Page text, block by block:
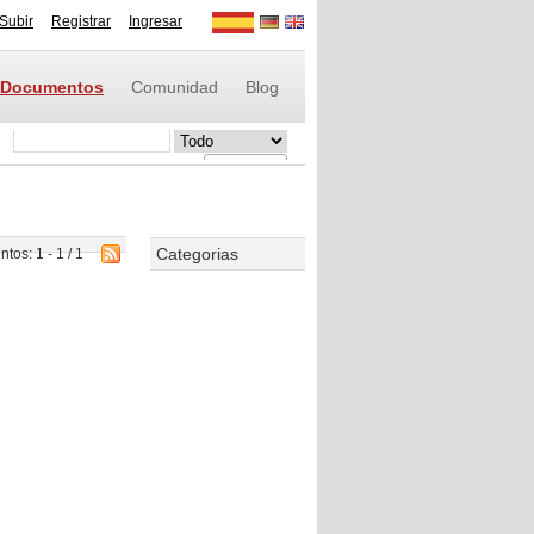
Subir Registrar Ingresar
Documentos Comunidad Blog
1 - 1 / 1 Categorias